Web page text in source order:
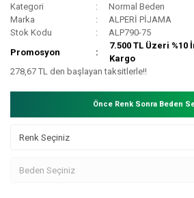
Kategori
Normal Beden
Marka
ALPERİ PİJAMA
Stok Kodu
ALP790-75
Promosyon
7.500 TL Üzeri
Kargo
278,67 TL den başlayan taksitlerle!!
Önce Renk Sonra Beden